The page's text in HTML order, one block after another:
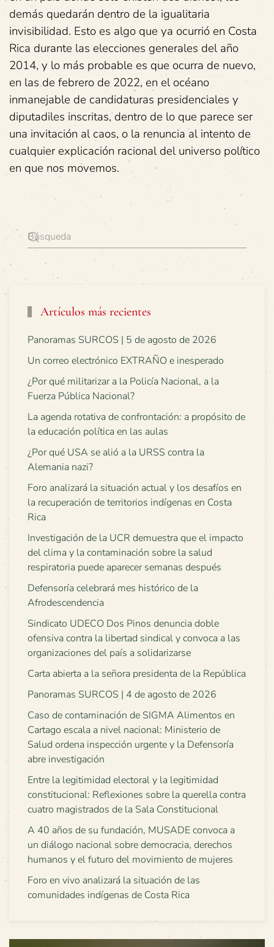
demás quedarán dentro de la igualitaria
invisibilidad. Esto es algo que ya ocurrió en Costa
Rica durante las elecciones generales del año
2014, y lo más probable es que ocurra de nuevo,
en las de febrero de 2022, en el océano
inmanejable de candidaturas presidenciales y
diputadiles inscritas, dentro de lo que parece ser
una invitación al caos, o la renuncia al intento de
cualquier explicación racional del universo político
en que nos movemos.
Artículos más recientes
Panoramas SURCOS | 5 de agosto de 2026
Un correo electrónico EXTRAÑO e inesperado
¿Por qué militarizar a la Policía Nacional, a la
Fuerza Pública Nacional?
La agenda rotativa de confrontación: a propósito de
la educación política en las aulas
¿Por qué USA se alió a la URSS contra la
Alemania nazi?
Foro analizará la situación actual y los desafíos en
la recuperación de territorios indígenas en Costa
Rica
Investigación de la UCR demuestra que el impacto
del clima y la contaminación sobre la salud
respiratoria puede aparecer semanas después
Defensoría celebrará mes histórico de la
Afrodescendencia
Sindicato UDECO Dos Pinos denuncia doble
ofensiva contra la libertad sindical y convoca a las
organizaciones del país a solidarizarse
Carta abierta a la señora presidenta de la República
Panoramas SURCOS | 4 de agosto de 2026
Caso de contaminación de SIGMA Alimentos en
Cartago escala a nivel nacional: Ministerio de
Salud ordena inspección urgente y la Defensoría
abre investigación
Entre la legitimidad electoral y la legitimidad
constitucional: Reflexiones sobre la querella contra
cuatro magistrados de la Sala Constitucional
A 40 años de su fundación, MUSADE convoca a
un diálogo nacional sobre democracia, derechos
humanos y el futuro del movimiento de mujeres
Foro en vivo analizará la situación de las
comunidades indígenas de Costa Rica